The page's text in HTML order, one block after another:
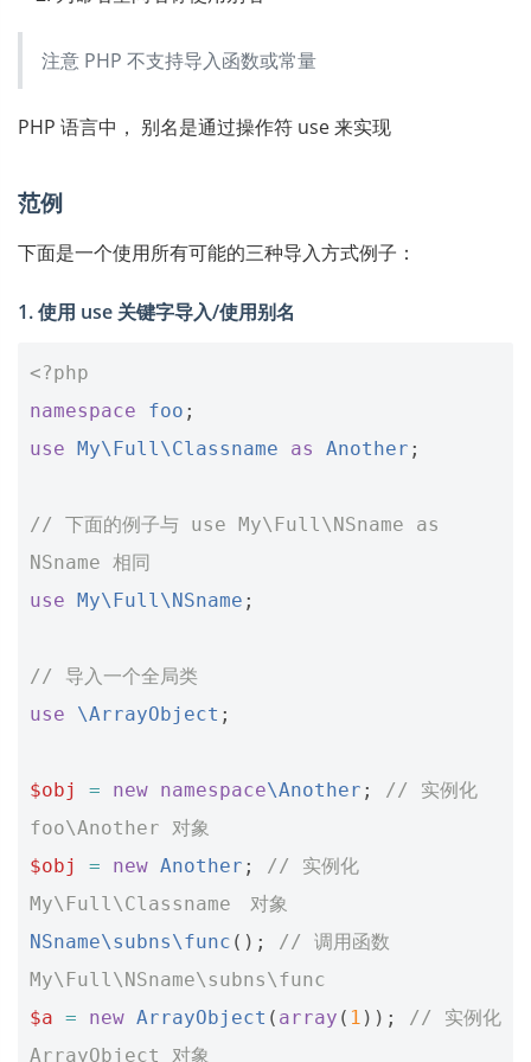
注意 PHP 不支持导入函数或常量
PHP 语言中， 别名是通过操作符 use 来实现
范例
下面是一个使用所有可能的三种导入方式例子：
1. 使用 use 关键字导入/使用别名
<?php
namespace
foo ;
use My\Full\Classname as Another ;
// 下面的例子与 use My\Full\NSname as
NSname 相同
use My\Full\NSname ;
// 导入一个全局类
use
\ArrayObject ;
$obj = new namespace\Another ;
// 实例化
foo\Another 对象
$obj
= new Another ;
// 实例化
My\Full\Classname　对象
NSname\subns\func ();
// 调用函数
My\Full\NSname\subns\func
$a = new ArrayObject ( array ( 1 ));
// 实例化
ArrayObject 对象